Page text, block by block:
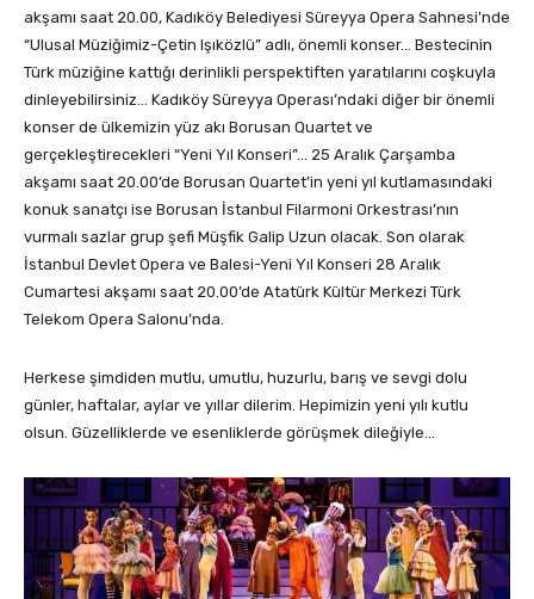
akşamı saat 20.00, Kadıköy Belediyesi Süreyya Opera Sahnesi’nde
“Ulusal Müziğimiz-Çetin Işıközlü” adlı, önemli konser… Bestecinin
Türk müziğine kattığı derinlikli perspektiften yaratılarını coşkuyla
dinleyebilirsiniz… Kadıköy Süreyya Operası’ndaki diğer bir önemli
konser de ülkemizin yüz akı Borusan Quartet ve
gerçekleştirecekleri “Yeni Yıl Konseri”… 25 Aralık Çarşamba
akşamı saat 20.00’de Borusan Quartet’in yeni yıl kutlamasındaki
konuk sanatçı ise Borusan İstanbul Filarmoni Orkestrası’nın
vurmalı sazlar grup şefi Müşfik Galip Uzun olacak. Son olarak
İstanbul Devlet Opera ve Balesi-Yeni Yıl Konseri 28 Aralık
Cumartesi akşamı saat 20.00’de Atatürk Kültür Merkezi Türk
Telekom Opera Salonu’nda.
Herkese şimdiden mutlu, umutlu, huzurlu, barış ve sevgi dolu
günler, haftalar, aylar ve yıllar dilerim. Hepimizin yeni yılı kutlu
olsun. Güzelliklerde ve esenliklerde görüşmek dileğiyle…